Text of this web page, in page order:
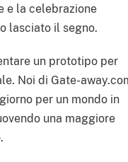
e la celebrazione
lasciato il segno.
un prototipo per
Noi di Gate-
per un mondo in
una maggiore